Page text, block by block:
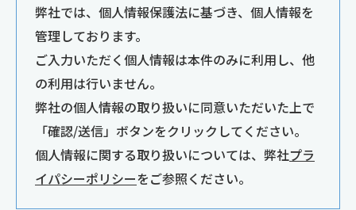
弊社では、個人情報保護法に基づき、個人情報を
管理しております。
ご入力いただく個人情報は本件のみに利用し、他
の利用は行いません。
弊社の個人情報の取り扱いに同意いただいた上で
「確認/送信」ボタンをクリックしてください。
個人情報に関する取り扱いについては、弊社プラ
イパシーポリシーをご参照ください。